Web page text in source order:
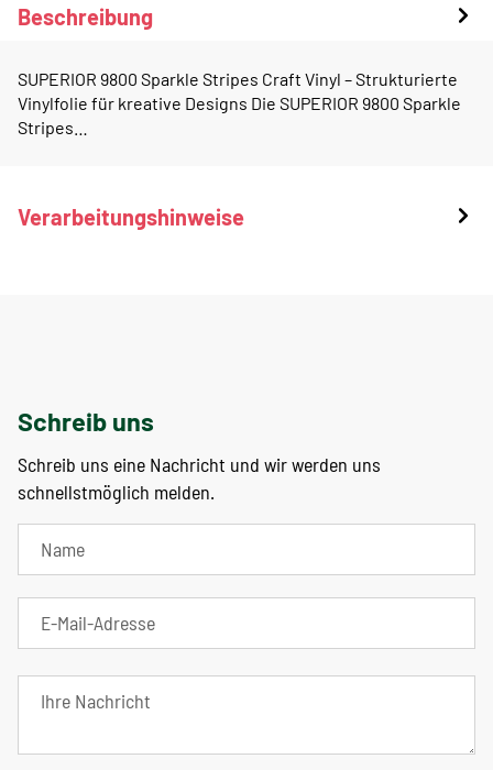
Beschreibung
SUPERIOR 9800 Sparkle Stripes Craft Vinyl – Strukturierte
Vinylfolie für kreative Designs Die SUPERIOR 9800 Sparkle
Stripes…
Verarbeitungshinweise
Schreib uns
Schreib uns eine Nachricht und wir werden uns
schnellstmöglich melden.